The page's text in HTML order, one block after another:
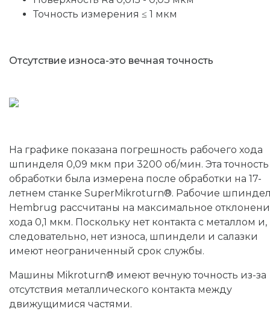
Точность измерения ≤ 1 мкм
Отсутствие износа-это вечная точность
На графике показана погрешность рабочего хода
шпинделя 0,09 мкм при 3200 об/мин. Эта точность
обработки была измерена после обработки на 17-
летнем станке SuperMikroturn®. Рабочие
Hembrug рассчитаны на максимальное
хода 0,1 мкм. Поскольку нет контакта с металлом и,
следовательно, нет износа, шпиндели и салазки
имеют неограниченный срок службы.
Машины Mikroturn® имеют вечную точность из-за
отсутствия металлического контакта между
движущимися частями.